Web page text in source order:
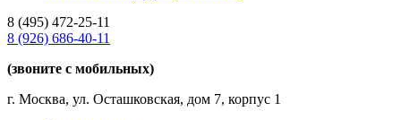
8 (495) 472-25-11
8 (926) 686-40-11
(звоните с мобильных)
г. Москва, ул. Осташковская, дом 7, корпус 1